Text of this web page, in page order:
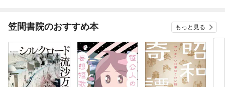
笠間書院のおすすめ本 もっと見る